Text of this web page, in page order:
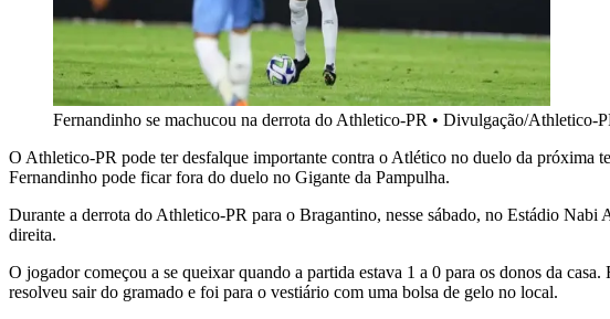
Fernandinho se machucou na derrota do Athletico-PR • Divulgação/Athletico-
O Athletico-PR pode ter desfalque importante contra o Atlético no duelo da próxima
Fernandinho pode ficar fora do duelo no Gigante da Pampulha.
Durante a derrota do Athletico-PR para o Bragantino, nesse sábado, no Estádio
direita.
O jogador começou a se queixar quando a partida estava 1 a 0 para os donos da
resolveu sair do gramado e foi para o vestiário com uma bolsa de gelo no local.